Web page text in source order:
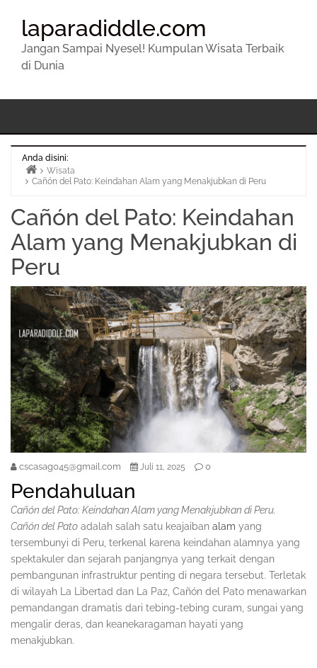
laparadiddle.com
Jangan Sampai Nyesel! Kumpulan Wisata Terbaik
di Dunia
Anda disini:
Beranda
Wisata
Cañón del Pato: Keindahan Alam yang Menakjubkan di Peru
Cañón del Pato: Keindahan
Alam yang Menakjubkan di
Peru
cscasag045@gmail.com Juli 11, 2025 0
Pendahuluan
Cañón del Pato: Keindahan Alam yang Menakjubkan di Peru.
Cañón del Pato adalah salah satu keajaiban alam yang
tersembunyi di Peru, terkenal karena keindahan alamnya yang
spektakuler dan sejarah panjangnya yang terkait dengan
pembangunan infrastruktur penting di negara tersebut. Terletak
di wilayah La Libertad dan La Paz, Cañón del Pato menawarkan
pemandangan dramatis dari tebing-tebing curam, sungai yang
mengalir deras, dan keanekaragaman hayati yang
menakjubkan.